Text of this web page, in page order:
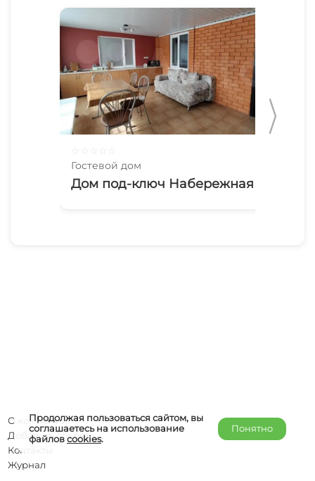
Гостевой дом
Дом под-ключ Набережная 71
Продолжая пользоваться сайтом, вы
соглашаетесь на использование
файловcookies.
Понятно
О компании
Добавить объект
Контакты
Журнал